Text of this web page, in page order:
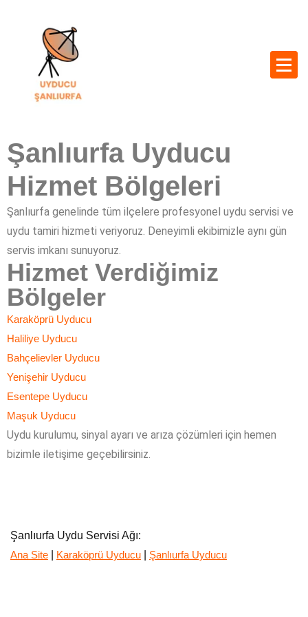
Şanlıurfa Uyducu
Hizmet Bölgeleri
Şanlıurfa genelinde tüm ilçelere profesyonel uydu servisi ve
uydu tamiri hizmeti veriyoruz. Deneyimli ekibimizle aynı gün
servis imkanı sunuyoruz.
Hizmet Verdiğimiz
Bölgeler
Karaköprü Uyducu
Haliliye Uyducu
Bahçelievler Uyducu
Yenişehir Uyducu
Esentepe Uyducu
Maşuk Uyducu
Uydu kurulumu, sinyal ayarı ve arıza çözümleri için hemen
bizimle iletişime geçebilirsiniz.
Şanlıurfa Uydu Servisi Ağı:
Ana Site Karaköprü Uyducu Şanlıurfa Uyducu